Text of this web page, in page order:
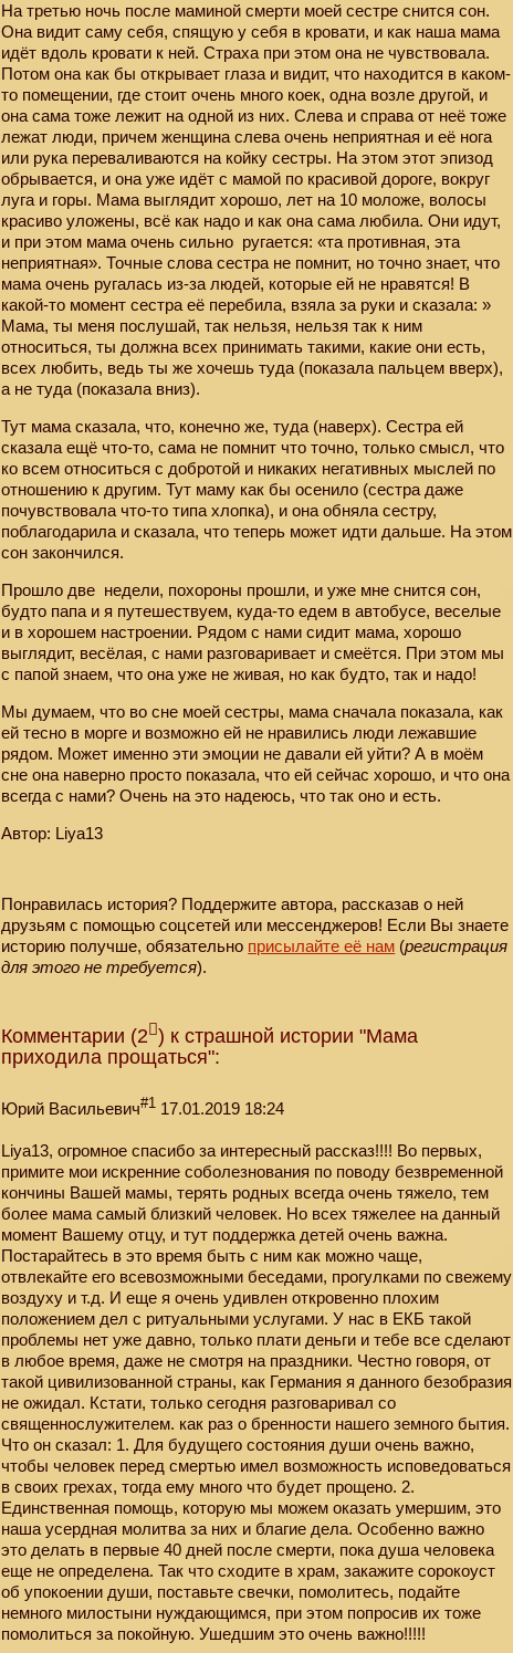
На третью ночь после маминой смерти моей сестре снится сон.
Она видит саму себя, спящую у себя в кровати, и как наша мама
идёт вдоль кровати к ней. Страха при этом она не чувствовала.
Потом она как бы открывает глаза и видит, что находится в каком-
то помещении, где стоит очень много коек, одна возле другой, и
она сама тоже лежит на одной из них. Слева и справа от неё тоже
лежат люди, причем женщина слева очень неприятная и её нога
или рука переваливаются на койку сестры. На этом этот эпизод
обрывается, и она уже идёт с мамой по красивой дороге, вокруг
луга и горы. Мама выглядит хорошо, лет на 10 моложе, волосы
красиво уложены, всё как надо и как она сама любила. Они идут,
и при этом мама очень сильно ругается: «та противная, эта
неприятная». Точные слова сестра не помнит, но точно знает, что
мама очень ругалась из-за людей, которые ей не нравятся! В
какой-то момент сестра её перебила, взяла за руки и сказала: »
Мама, ты меня послушай, так нельзя, нельзя так к ним
относиться, ты должна всех принимать такими, какие они есть,
всех любить, ведь ты же хочешь туда (показала пальцем вверх),
а не туда (показала вниз).
Тут мама сказала, что, конечно же, туда (наверх). Сестра ей
сказала ещё что-то, сама не помнит что точно, только смысл, что
ко всем относиться с добротой и никаких негативных мыслей по
отношению к другим. Тут маму как бы осенило (сестра даже
почувствовала что-то типа хлопка), и она обняла сестру,
поблагодарила и сказала, что теперь может идти дальше. На этом
сон закончился.
Прошло две недели, похороны прошли, и уже мне снится сон,
будто папа и я путешествуем, куда-то едем в автобусе, веселые
и в хорошем настроении. Рядом с нами сидит мама, хорошо
выглядит, весёлая, с нами разговаривает и смеётся. При этом мы
с папой знаем, что она уже не живая, но как будто, так и надо!
Мы думаем, что во сне моей сестры, мама сначала показала, как
ей тесно в морге и возможно ей не нравились люди лежавшие
рядом. Может именно эти эмоции не давали ей уйти? А в моём
сне она наверно просто показала, что ей сейчас хорошо, и что она
всегда с нами? Очень на это надеюсь, что так оно и есть.
Автор: Liya13
Понравилась история? Поддержите автора, рассказав о ней
друзьям с помощью соцсетей или мессенджеров! Если Вы знаете
историю получше, обязательно присылайте её нам (регистрация
для этого не требуется).
Комментарии (2 ) к страшной истории "Мама
приходила прощаться":
Юрий Васильевич#1 17.01.2019 18:24
Liya13, огромное спасибо за интересный рассказ!!!! Во первых,
примите мои искренние соболезнования по поводу безвременной
кончины Вашей мамы, терять родных всегда очень тяжело, тем
более мама самый близкий человек. Но всех тяжелее на данный
момент Вашему отцу, и тут поддержка детей очень важна.
Постарайтесь в это время быть с ним как можно чаще,
отвлекайте его всевозможными беседами, прогулками по свежему
воздуху и т.д. И еще я очень удивлен откровенно плохим
положением дел с ритуальными услугами. У нас в ЕКБ такой
проблемы нет уже давно, только плати деньги и тебе все сделают
в любое время, даже не смотря на праздники. Честно говоря, от
такой цивилизованной страны, как Германия я данного безобразия
не ожидал. Кстати, только сегодня разговаривал со
священнослужителем. как раз о бренности нашего земного бытия.
Что он сказал: 1. Для будущего состояния души очень важно,
чтобы человек перед смертью имел возможность исповедоваться
в своих грехах, тогда ему много что будет прощено. 2.
Единственная помощь, которую мы можем оказать умершим, это
наша усердная молитва за них и благие дела. Особенно важно
это делать в первые 40 дней после смерти, пока душа человека
еще не определена. Так что сходите в храм, закажите сорокоуст
об упокоении души, поставьте свечки, помолитесь, подайте
немного милостыни нуждающимся, при этом попросив их тоже
помолиться за покойную. Ушедшим это очень важно!!!!!